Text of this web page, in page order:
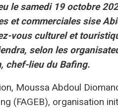
le samedi 19 octobre
et commerciales sise
vous culturel et
selon les
chef-lieu du Bafing.
Moussa Abdoul
(FAGEB), organisation